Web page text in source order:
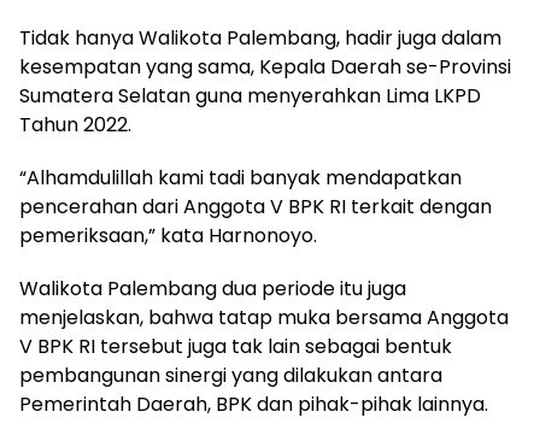
Tidak hanya Walikota Palembang, hadir juga dalam
kesempatan yang sama, Kepala Daerah se-Provinsi
Sumatera Selatan guna menyerahkan Lima LKPD
Tahun 2022.
“Alhamdulillah kami tadi banyak mendapatkan
pencerahan dari Anggota V BPK RI terkait dengan
pemeriksaan,” kata Harnonoyo.
Walikota Palembang dua periode itu juga
menjelaskan, bahwa tatap muka bersama Anggota
V BPK RI tersebut juga tak lain sebagai bentuk
pembangunan sinergi yang dilakukan antara
Pemerintah Daerah, BPK dan pihak-pihak lainnya.